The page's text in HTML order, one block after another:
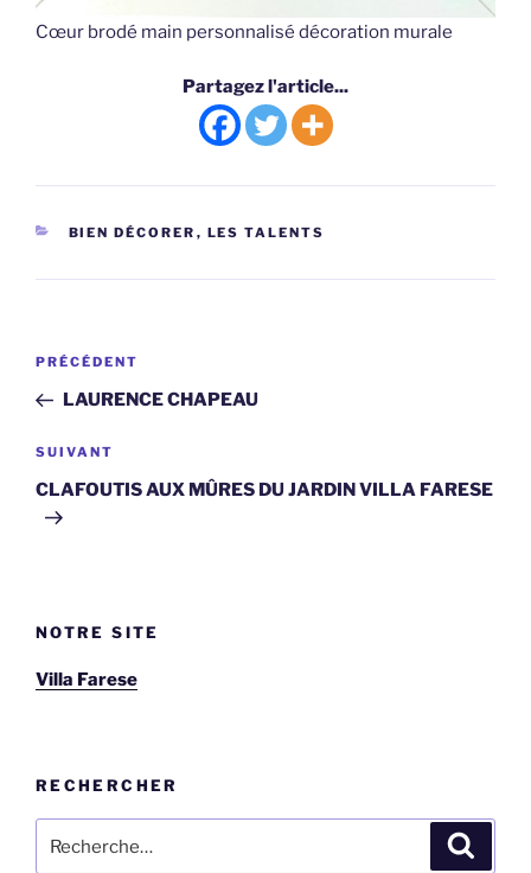
Cœur brodé main personnalisé décoration murale
Partagez l'article...
CATÉGORIES
BIEN DÉCORER , LES TALENTS
Navigation
l’article
Article
précédent
PRÉCÉDENT
LAURENCE CHAPEAU
Article
suivant
SUIVANT
CLAFOUTIS AUX MÛRES DU JARDIN VILLA FARESE
NOTRE SITE
Villa Farese
RECHERCHER
pour